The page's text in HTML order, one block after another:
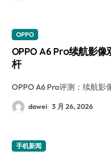
OPPO
OPPO A6 Pro续航影
杆
OPPO A6 Pro评测：续航影
dawei 3 月 26, 2026
手机新闻